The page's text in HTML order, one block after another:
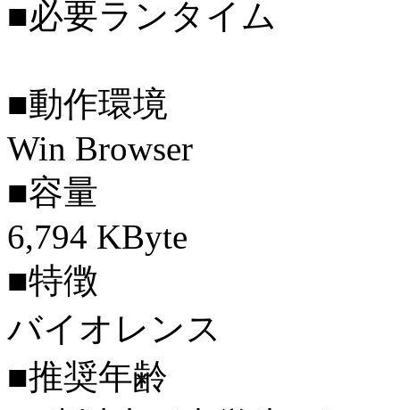
■必要ランタイム
■動作環境
Win Browser
■容量
6,794 KByte
■特徴
バイオレンス
■推奨年齢